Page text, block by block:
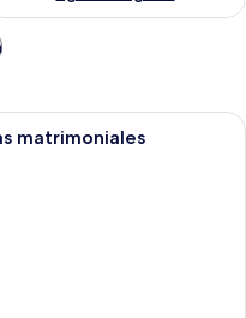
de hotel con dos camas,
matrimoniales